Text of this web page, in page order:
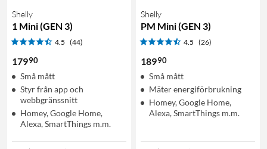
Shelly
1 Mini (GEN 3)
4.5 (44)
17990
Små mått
Styr från app och
webbgränssnitt
Homey, Google Home,
Alexa, SmartThings m.m.
Shelly
PM Mini (GEN 3)
4.5 (26)
18990
Små mått
Mäter energiförbrukning
Homey, Google Home,
Alexa, SmartThings m.m.